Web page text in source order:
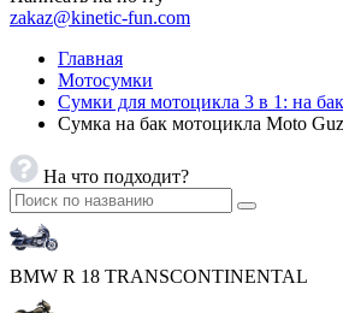
zakaz@kinetic-fun.com
Главная
Мотосумки
Сумки для мотоцикла 3 в 1: на
Сумка на бак мотоцикла Moto
На что подходит?
BMW R 18 TRANSCONTINENTAL